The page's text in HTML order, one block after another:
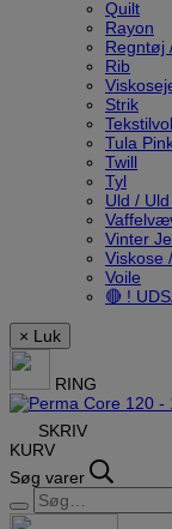
Quilt
Rayon
Regntøj
Rib
Strik
Tula
Twill
Tyl
Uld /
Vinter
Viskose
Voile
🔴 !
× Luk
RING
SKRIV
KURV
Søg varer